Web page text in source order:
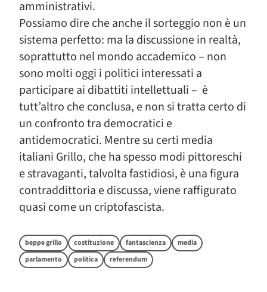
amministrativi.
Possiamo dire che anche il sorteggio non è un
sistema perfetto: ma la discussione in realtà,
soprattutto nel mondo accademico – non
sono molti oggi i politici interessati a
participare ai dibattiti intellettuali – è
tutt’altro che conclusa, e non si tratta certo di
un confronto tra democratici e
antidemocratici. Mentre su certi media
italiani Grillo, che ha spesso modi pittoreschi
e stravaganti, talvolta fastidiosi, è una figura
contraddittoria e discussa, viene raffigurato
quasi come un criptofascista.
beppe grillo costituzione fantascienza
media
parlamento
politica referendum